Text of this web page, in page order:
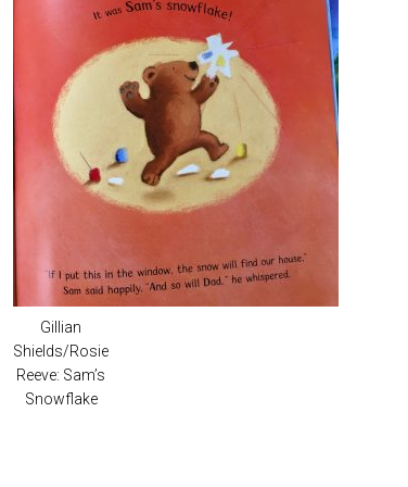
Gillian
Shields/Rosie
Reeve: Sam’s
Snowflake